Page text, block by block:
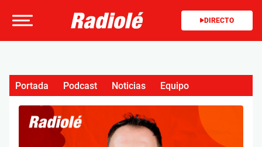
DIRECTO
Portada Podcast Noticias Equipo